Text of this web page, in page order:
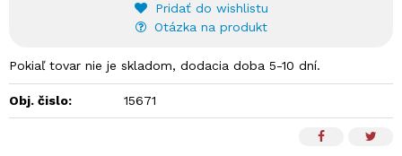
Pridať do wishlistu
Otázka na produkt
Pokiaľ tovar nie je skladom, dodacia doba 5-10 dní.
Obj. čislo: 15671